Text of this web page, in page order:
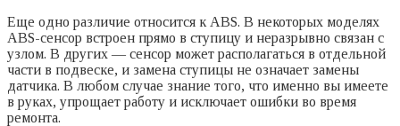
Еще одно различие относится к ABS. В некоторых моделях
ABS-сенсор встроен прямо в ступицу и неразрывно связан с
узлом. В других — сенсор может располагаться в отдельной
части в подвеске, и замена ступицы не означает замены
датчика. В любом случае знание того, что именно вы имеете
в руках, упрощает работу и исключает ошибки во время
ремонта.